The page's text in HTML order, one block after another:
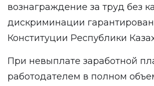
вознаграждение за труд без
дискриминации
Конституции Республики
При невыплате заработной
работодателем в полном